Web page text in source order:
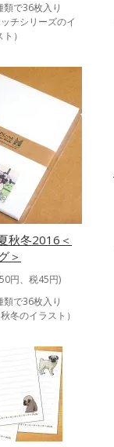
で36枚入り
チシリーズのイ
）
秋冬2016＜
＞
円、税45円)
で36枚入り
冬のイラスト）